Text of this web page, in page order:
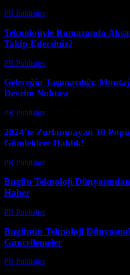
PR Publisher-
Teknolojiyle Ramazanda
Takip Edersiniz?
PR Publisher-
Geleceğin Taşımacılığı:
Devrim Noktası
PR Publisher-
2024’te Zorlanmayan 10
Gömleklere Daldık!
PR Publisher-
Bugün Teknoloji
Haber
PR Publisher-
Bugünün Teknoloji
Güncellemeler
PR Publisher-